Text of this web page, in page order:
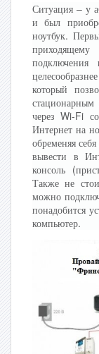
Ситуация – у
и был
ноутбук.
который
через Wi-Fi
Интернет на
обременяя
вывести в
консоль
Также не
можно
понадобится
компьютер.